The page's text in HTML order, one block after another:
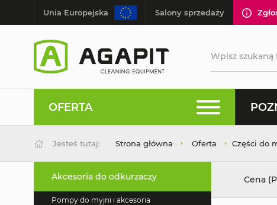
Unia Europejska Salony sprzedaży
OFERTA
Jesteś tutaj: Strona główna Oferta Części do
Akcesoria do odkurzaczy
Pompy do myjni i akcesoria
Cena